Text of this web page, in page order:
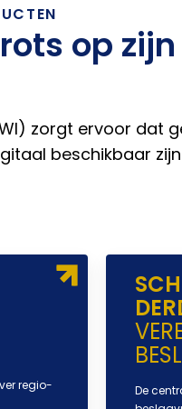
op zijn
zorgt ervoor dat
beschikbaar
regio-
De